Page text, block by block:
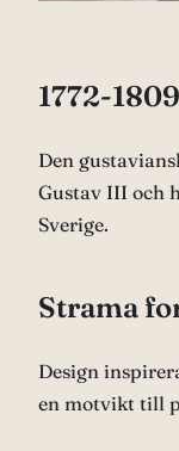
1772-1809
Den
Gustav III och
Sverige.
Strama
Design
en motvikt till